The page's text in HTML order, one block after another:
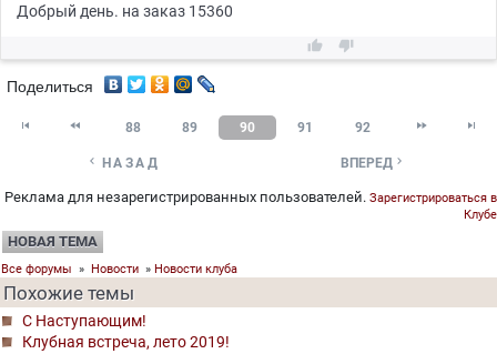
Добрый день. на заказ 15360
 
Поделиться
  88 89 90 91 92  
 НАЗАД ВПЕРЕД 
Реклама для незарегистрированных пользователей. Зарегистрироваться в
Клубе
НОВАЯ ТЕМА
Все форумы » Новости » Новости клуба
Похожие темы
C Наступающим!
Клубная встреча, лето 2019!